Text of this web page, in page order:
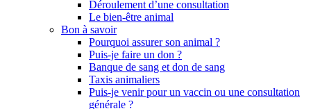
Déroulement d’une consultation
Le bien-être animal
Bon à savoir
Pourquoi assurer son animal ?
Puis-je faire un don ?
Banque de sang et don de sang
Taxis animaliers
Puis-je venir pour un vaccin ou une consultation
générale ?